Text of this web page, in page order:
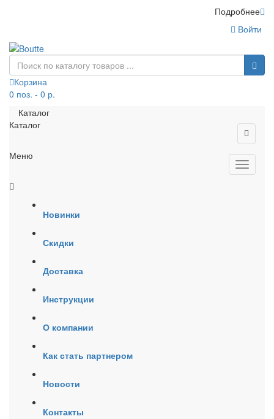
Подробнее
Войти
Корзина
0 поз. - 0 р.
Каталог
Каталог
Меню
Новинки
Скидки
Доставка
Инструкции
О компании
Как стать партнером
Новости
Контакты